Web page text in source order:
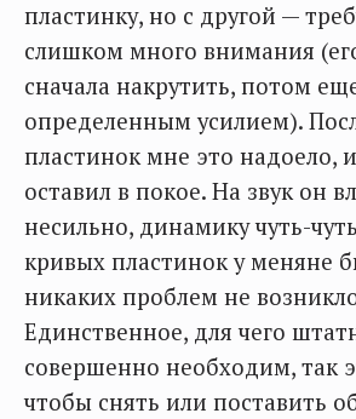
пластинку, но с другой —
слишком много внимания
сначала накрутить, потом
определенным усилием).
пластинок мне это надоело,
оставил в покое. На звук он
несильно, динамику чуть-
кривых пластинок у меняне
никаких проблем не
Единственное, для чего
совершенно необходим, так
чтобы снять или поставить